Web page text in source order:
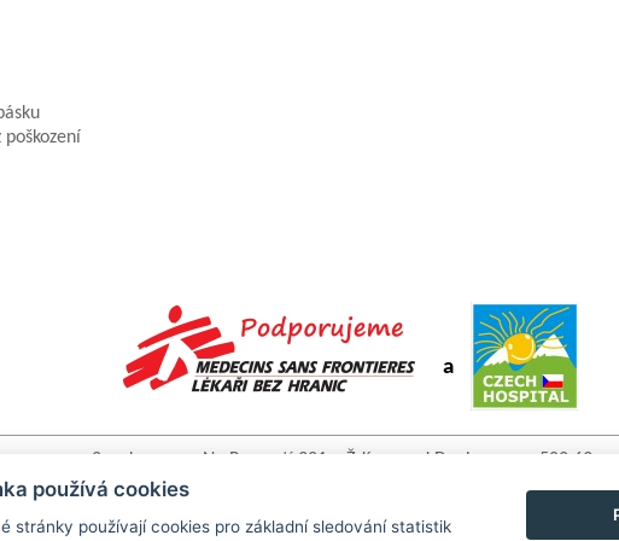
a
2pack, s.r.o. • Na Rozcestí 321 • Ždírec nad Doubravou • 582 63 •
www.2pack.cz tel: +420 736 489 929 • +420 775 123 770 • email:
používá cookies
stránky používají cookies pro základní sledování statistik